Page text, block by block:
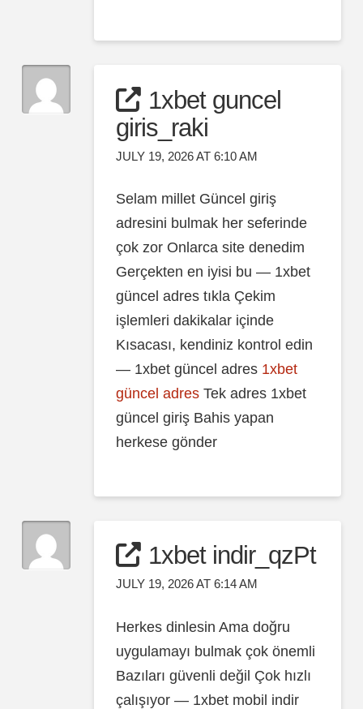
1xbet guncel
giris_raki
JULY 19, 2026 AT 6:10 AM
Selam millet Güncel giriş
adresini bulmak her seferinde
çok zor Onlarca site denedim
Gerçekten en iyisi bu — 1xbet
güncel adres tıkla Çekim
işlemleri dakikalar içinde
Kısacası, kendiniz kontrol edin
— 1xbet güncel adres 1xbet
güncel adres Tek adres 1xbet
güncel giriş Bahis yapan
herkese gönder
1xbet indir_qzPt
JULY 19, 2026 AT 6:14 AM
Herkes dinlesin Ama doğru
uygulamayı bulmak çok önemli
Bazıları güvenli değil Çok hızlı
çalışıyor — 1xbet mobil indir